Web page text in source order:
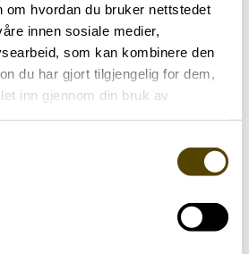
om hvordan du bruker nettstedet
innen sosiale medier,
som kan kombinere den
du har gjort tilgjengelig for dem,
inn gjennom din bruk av
det foreningens årsmøte med
Servering og utlodning.
årsmøtepapirer blir lagt ut på
Kirsti Danielsen på SMS eller